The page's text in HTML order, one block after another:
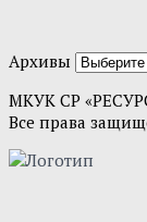
Архивы
МКУК СР
Все права